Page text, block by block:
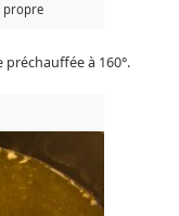
propre
à 160°.